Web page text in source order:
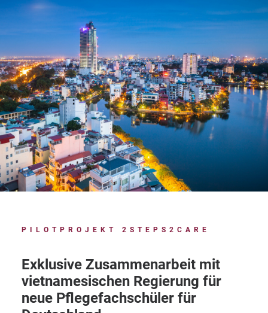
PILOTPROJEKT 2STEPS2CARE
Exklusive Zusammenarbeit mit
vietnamesischen Regierung für
neue Pflegefachschüler für